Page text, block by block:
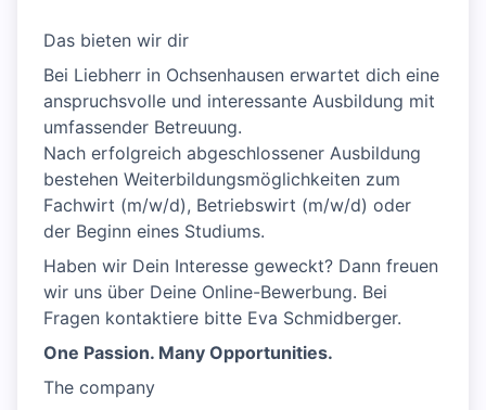
Das bieten wir dir
Bei Liebherr in Ochsenhausen erwartet dich eine
anspruchsvolle und interessante Ausbildung mit
umfassender Betreuung.
Nach erfolgreich abgeschlossener Ausbildung
bestehen Weiterbildungsmöglichkeiten zum
Fachwirt (m/w/d), Betriebswirt (m/w/d) oder
der Beginn eines Studiums.
Haben wir Dein Interesse geweckt? Dann freuen
wir uns über Deine Online-Bewerbung. Bei
Fragen kontaktiere bitte Eva Schmidberger.
One Passion. Many Opportunities.
The company